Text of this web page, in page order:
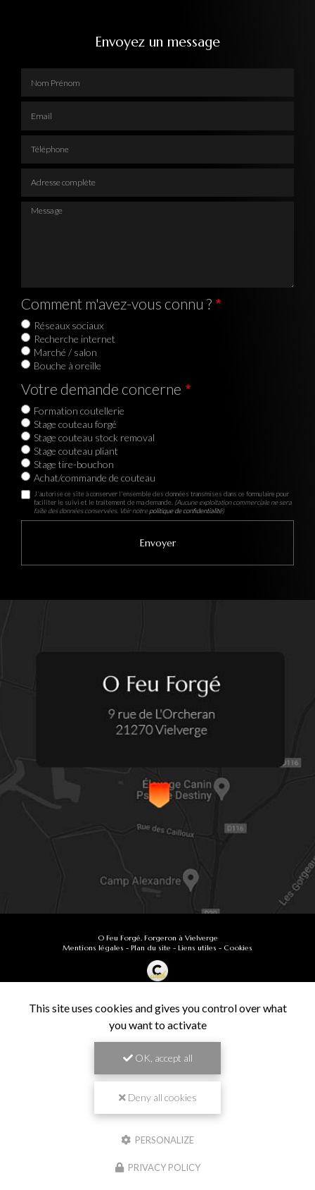
Envoyez un message
Message
Comment m'avez-vous connu ?
Réseaux sociaux
Recherche internet
Marché / salon
Bouche à oreille
Votre demande concerne
Formation coutellerie
Stage couteau forgé
Stage couteau stock removal
Stage couteau pliant
Stage tire-bouchon
Achat/commande de couteau
J'autorise ce site à conserver l'ensemble des données transmises dans ce formulaire pour
faciliter le suivi et le traitement de ma demande. (Aucune exploitation commerciale ne sera
faite des données conservées. Voir notrepolitique de confidentialité)
O Feu Forgé, Forgeron à Vielverge
Mentions légales - Plan du site - Liens utiles - Cookies
Secteur -En savoir +
9.9/10
VÉRIFIÉ
This site uses cookies and gives you control over what
you want to activate
OK, accept all
Deny all cookies
PERSONALIZE
PRIVACY POLICY